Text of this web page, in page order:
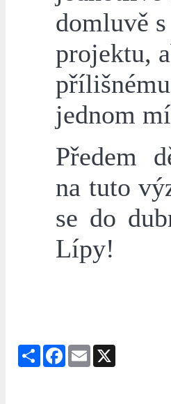
domluvě
projektu,
jednom
Předem
na tuto
se do
Lípy!
Share Facebook
Email